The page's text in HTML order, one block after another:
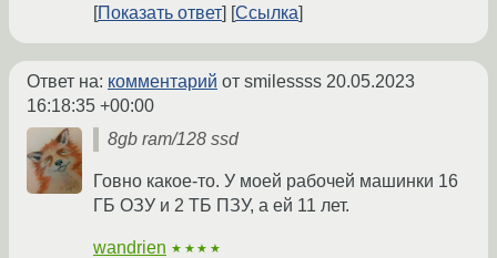
Показать ответ
Ссылка
Ответ на: комментарий от smilessss 20.05.2023
16:18:35 +00:00
8gb ram/128 ssd
Говно какое-то. У моей рабочей машинки 16
ГБ ОЗУ и 2 ТБ ПЗУ, а ей 11 лет.
wandrien ★★★★